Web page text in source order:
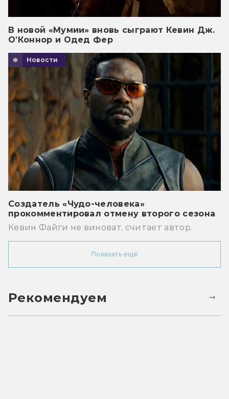
В новой «Мумии» вновь сыграют Кевин Дж.
О’Коннор и Одед Фер
Новости
Создатель «Чудо-человека»
прокомментировал отмену второго сезона
Кевин Файги не виноват, считает автор.
Показать ещё
Рекомендуем